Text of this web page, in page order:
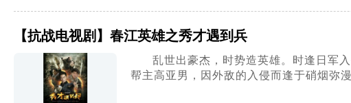
【抗战电视剧】春江英雄之秀才遇到兵
乱世出豪杰，时势造英雄。时逢日军
帮主高亚男，因外敌的入侵而逢于硝烟弥